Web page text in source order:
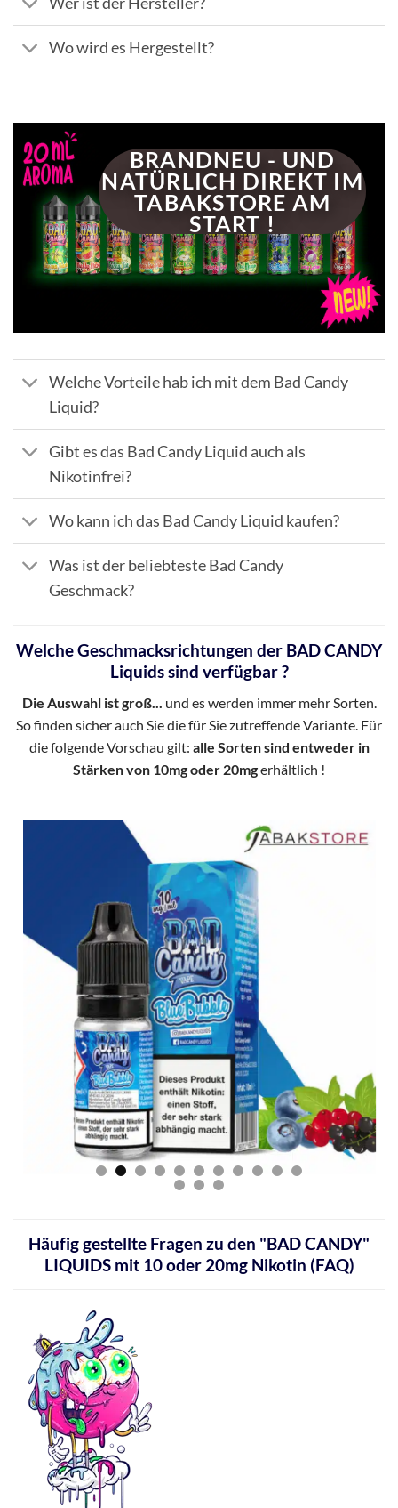
Wo wird es Hergestellt?
BRANDNEU - UND
NATÜRLICH DIREKT IM
TABAKSTORE AM
START !
Welche Vorteile hab ich mit dem Bad Candy
Liquid?
Gibt es das Bad Candy Liquid auch als
Nikotinfrei?
Wo kann ich das Bad Candy Liquid kaufen?
Was ist der beliebteste Bad Candy
Geschmack?
Welche Geschmacksrichtungen der BAD CANDY
Liquids sind verfügbar ?
Die Auswahl ist groß... und es werden immer mehr Sorten.
So finden sicher auch Sie die für Sie zutreffende Variante. Für
die folgende Vorschau gilt: alle Sorten sind entweder in
Stärken von 10mg oder 20mgerhältlich !
Bad-Candy-Liquid-Blue-Bubble-10mg
Häufig gestellte Fragen zu den "BAD CANDY"
LIQUIDS mit 10 oder 20mg Nikotin (FAQ)